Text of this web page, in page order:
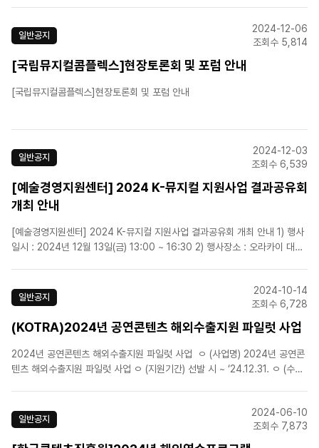
일반공지
2024-12-06
조회수 5,814
[국립뮤지컬콤플렉스]현장토론회 및 포럼 안내
[국립뮤지컬콤플렉스]현장토론회 및 포럼 안내
일반공지
2024-12-03
조회수 6,539
[예술경영지원센터] 2024 K-뮤지컬 지원사업 결과공유회
개최 안내
[예술경영지원센터] 2024 K-뮤지컬 지원사업 결과공유회 개최 안내 1) 행사
일시 : 2024년 12월 13일(금) 13:00 ~ 16:30 2) 행사장소 : 오라카이 대학
일반공지
2024-10-14
조회수 6,728
(KOTRA)2024년 공연콘텐츠 해외수출지원 파일럿 사업
2024년 공연콘텐츠 해외수출지원 파일럿 사업 ㅇ (사업명) 2024년 공연콘
텐츠 해외수출지원 파일럿 사업 ㅇ (지원기간) 선발 시 ~ ‘24.12.31. ㅇ (수행)
일반공지
2024-06-10
조회수 7,873